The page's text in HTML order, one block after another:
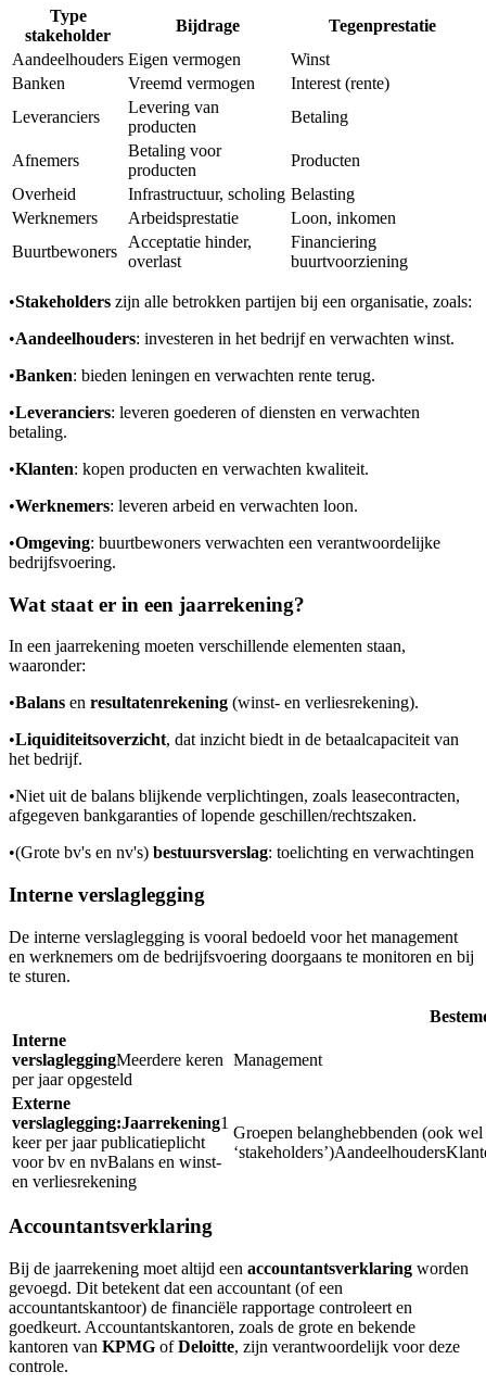
Type
stakeholder
Bijdrage
Tegenprestatie
Aandeelhouders Eigen vermogen
Winst
Banken
Vreemd vermogen
Interest (rente)
Leveranciers
Levering van
producten
Betaling
Afnemers
Betaling voor
producten
Producten
Overheid
Infrastructuur, scholing Belasting
Werknemers
Arbeidsprestatie
Loon, inkomen
Buurtbewoners
Acceptatie hinder,
overlast
Financiering
buurtvoorziening
•Stakeholders zijn alle betrokken partijen bij een organisatie, zoals:
•Aandeelhouders: investeren in het bedrijf en verwachten winst.
•Banken: bieden leningen en verwachten rente terug.
•Leveranciers: leveren goederen of diensten en verwachten
betaling.
•Klanten: kopen producten en verwachten kwaliteit.
•Werknemers: leveren arbeid en verwachten loon.
•Omgeving: buurtbewoners verwachten een verantwoordelijke
bedrijfsvoering.
Wat staat er in een jaarrekening?
In een jaarrekening moeten verschillende elementen staan,
waaronder:
•Balans en resultatenrekening (winst- en verliesrekening).
•Liquiditeitsoverzicht, dat inzicht biedt in de betaalcapaciteit van
het bedrijf.
•Niet uit de balans blijkende verplichtingen, zoals leasecontracten,
afgegeven bankgaranties of lopende geschillen/rechtszaken.
•(Grote bv's en nv's) bestuursverslag: toelichting en verwachtingen
Interne verslaglegging
De interne verslaglegging is vooral bedoeld voor het management
en werknemers om de bedrijfsvoering doorgaans te monitoren en bij
te sturen.
Interne
verslagleggingMeerdere keren
per jaar opgesteld
Management
Externe
verslaglegging:Jaarrekening1
keer per jaar publicatieplicht
voor bv en nvBalans en winst-
en verliesrekening
Groepen belanghebbenden (ook wel
‘stakeholders’)Aandeelhouders
Accountantsverklaring
Bij de jaarrekening moet altijd een accountantsverklaring worden
gevoegd. Dit betekent dat een accountant (of een
accountantskantoor) de financiële rapportage controleert en
goedkeurt. Accountantskantoren, zoals de grote en bekende
kantoren van KPMG ofDeloitte, zijn verantwoordelijk voor deze
controle.